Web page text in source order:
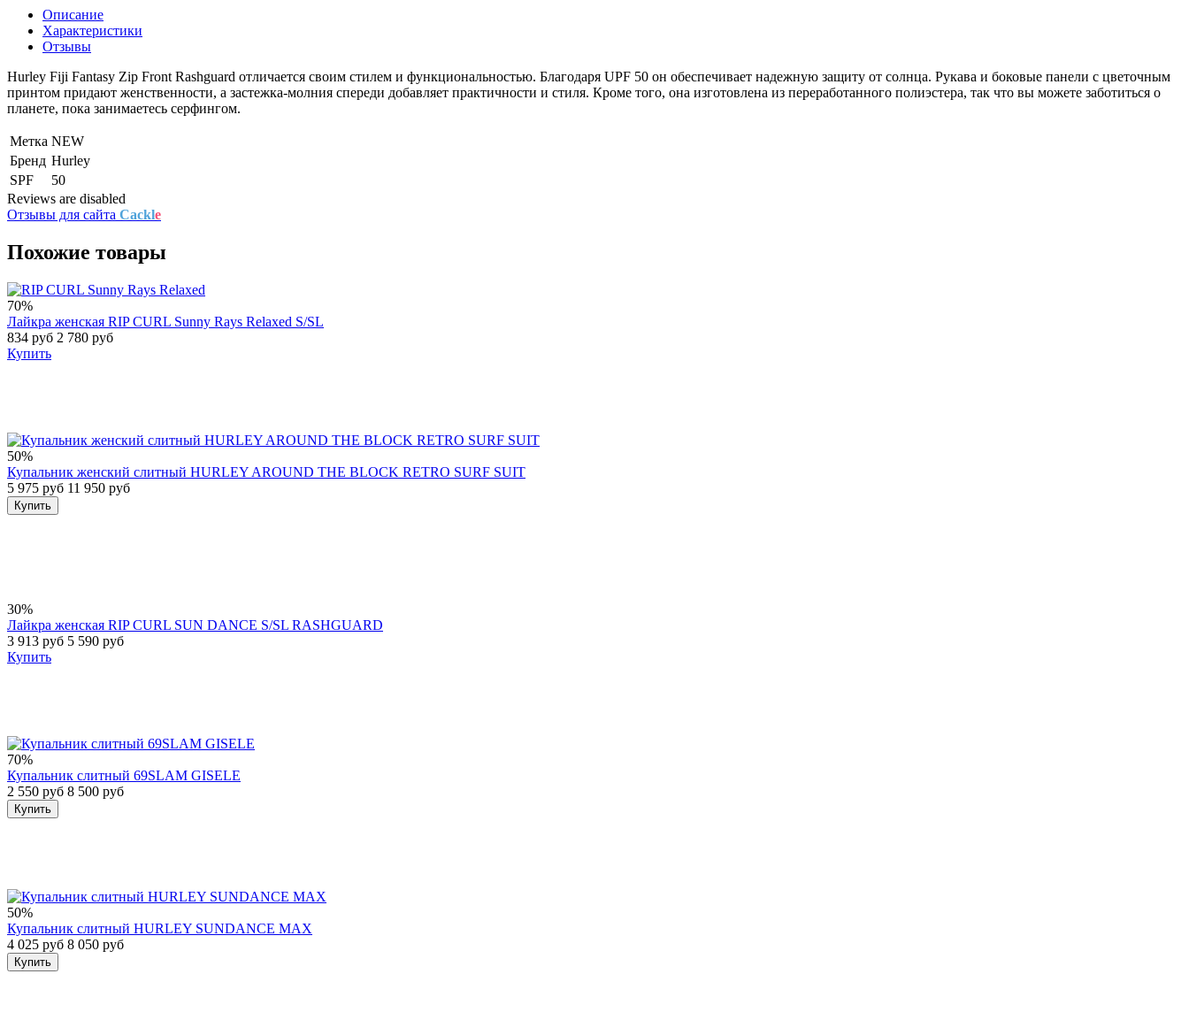
Описание
Характеристики
Отзывы
Hurley Fiji Fantasy Zip Front Rashguard отличается своим стилем и функциональностью. Благодаря UPF 50 он обеспечивает надежную защиту от солнца. Рукава и боковые панели с цветочным
принтом придают женственности, а застежка-молния спереди добавляет практичности и стиля. Кроме того, она изготовлена из переработанного полиэстера, так что вы можете заботиться о
планете, пока занимаетесь серфингом.
Метка NEW
Бренд Hurley
SPF
50
Reviews are disabled
Отзывы для сайта Cackle
Похожие товары
70%
Лайкра женская RIP CURL Sunny Rays Relaxed S/SL
834 руб 2 780 руб
Купить
50%
Купальник женский слитный HURLEY AROUND THE BLOCK RETRO SURF SUIT
5 975 руб 11 950 руб
Купить
30%
Лайкра женская RIP CURL SUN DANCE S/SL RASHGUARD
3 913 руб 5 590 руб
Купить
70%
Купальник слитный 69SLAM GISELE
2 550 руб 8 500 руб
Купить
50%
Купальник слитный HURLEY SUNDANCE MAX
4 025 руб 8 050 руб
Купить